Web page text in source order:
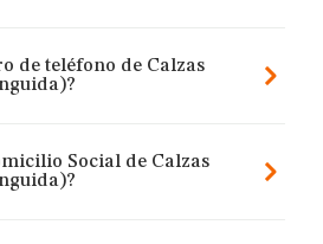
de teléfono de Calzas
Social de Calzas